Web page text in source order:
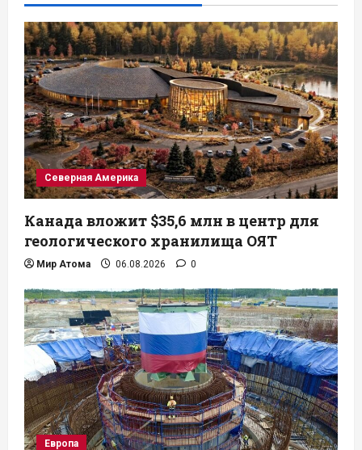
Северная Америка
Канада вложит $35,6 млн в центр для
геологического хранилища ОЯТ
Мир Атома 06.08.2026 0
Европа